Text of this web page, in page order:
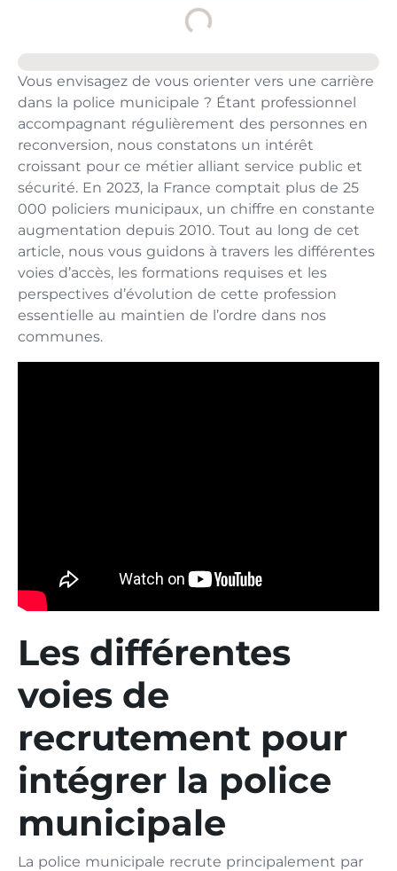
Vous envisagez de vous orienter vers une carrière
dans la police municipale ? Étant professionnel
accompagnant régulièrement des personnes en
reconversion, nous constatons un intérêt
croissant pour ce métier alliant service public et
sécurité. En 2023, la France comptait plus de 25
000 policiers municipaux, un chiffre en constante
augmentation depuis 2010. Tout au long de cet
article, nous vous guidons à travers les différentes
voies d’accès, les formations requises et les
perspectives d’évolution de cette profession
essentielle au maintien de l’ordre dans nos
communes.
Les différentes
voies de
recrutement pour
intégrer la police
municipale
La police municipale recrute principalement par